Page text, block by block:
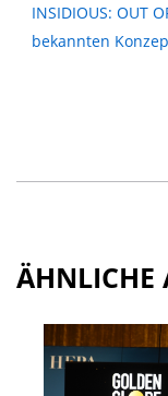
INSIDIOUS: OUT
bekannten
ÄHNLICHE